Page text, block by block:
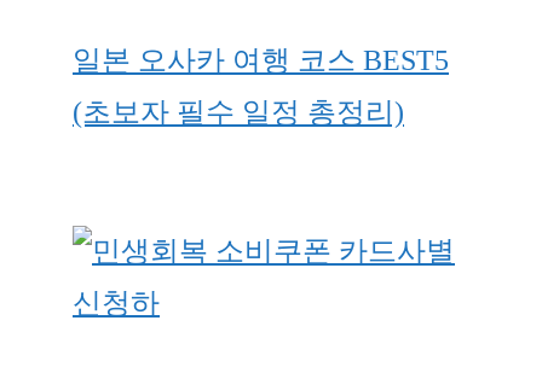
일본 오사카 여행 코스 BEST5
(초보자 필수 일정 총정리)